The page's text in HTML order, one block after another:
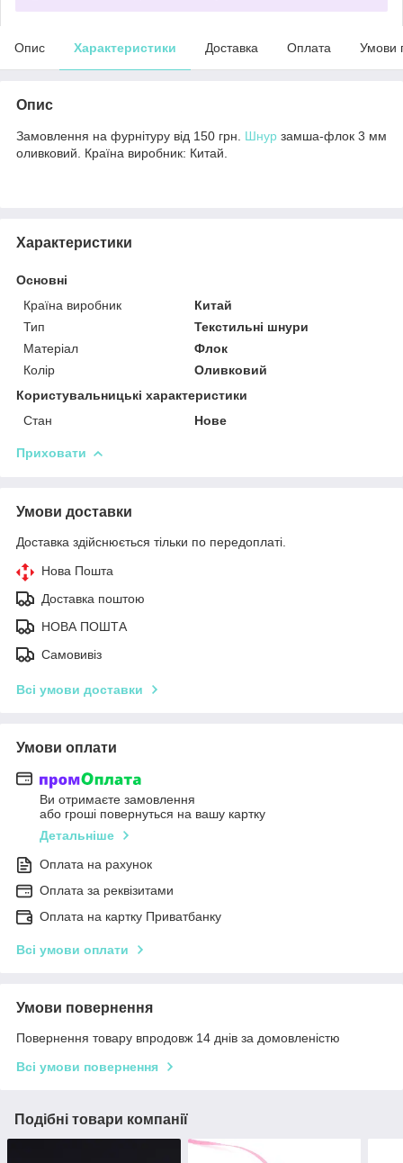
Опис Характеристики Доставка Оплата Умови
Опис
Замовлення на фурнітуру від 150 грн. Шнур замша-флок 3 мм
оливковий. Країна виробник: Китай.
Характеристики
Основні
Країна виробник
Китай
Тип
Текстильні шнури
Матеріал
Флок
Колір
Оливковий
Користувальницькі характеристики
Стан
Нове
Приховати
Умови доставки
Доставка здійснюється тільки по передоплаті.
Нова Пошта
Доставка поштою
НОВА ПОШТА
Самовивіз
Всі умови доставки
Умови оплати
Ви отримаєте замовлення
або гроші повернуться на вашу картку
Детальніше
Оплата на рахунок
Оплата за реквізитами
Оплата на картку Приватбанку
Всі умови оплати
Умови повернення
Повернення товару впродовж 14 днів за домовленістю
Всі умови повернення
Подібні товари компанії